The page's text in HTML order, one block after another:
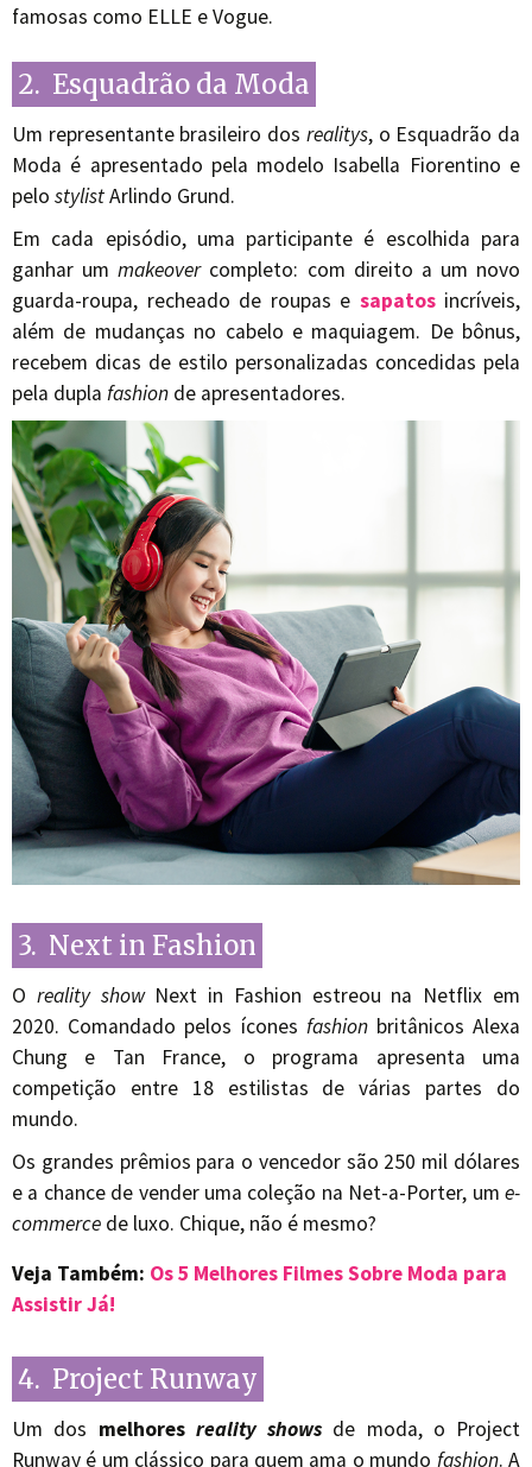
famosas como ELLE e Vogue.
2. Esquadrão da Moda
Um representante brasileiro dos realitys, o Esquadrão da
Moda é apresentado pela modelo Isabella Fiorentino e
pelo stylistArlindo Grund.
Em cada episódio, uma participante é escolhida para
ganhar ummakeover completo: com direito a um novo
guarda-roupa, recheado de roupas e sapatosincríveis,
além de mudanças no cabelo e maquiagem. De bônus,
recebem dicas de estilo personalizadas concedidas pela
pela dupla fashion de apresentadores.
3. Next in Fashion
O reality showNext in Fashion estreou na Netflix em
2020. Comandado pelos ícones fashion britânicos Alexa
Chung e Tan France, o programa apresenta uma
competição entre 18 estilistas de várias partes do
mundo.
Os grandes prêmios para o vencedor são 250 mil dólares
e a chance de vender uma coleção na Net-a-Porter, um e-
commerce de luxo. Chique, não é mesmo?
Veja Também: Os 5 Melhores Filmes Sobre Moda para
Assistir Já!
4. Project Runway
Um dos melhores reality shows de moda, o Project
Runway é um clássico para quem ama o mundo fashion. A